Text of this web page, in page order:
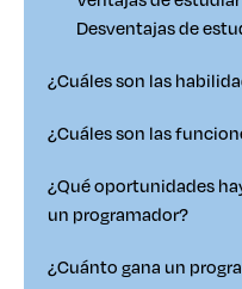
Desventajas de
¿Cuáles son las
¿Cuáles son las
¿Qué oportunidades
un programador?
¿Cuánto gana un